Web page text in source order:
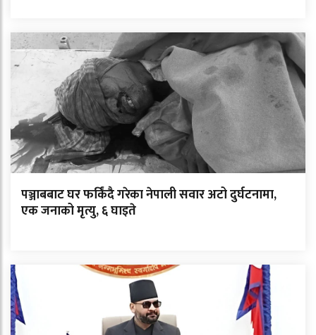
पञ्जाबबाट घर फर्किंदै गरेका नेपाली सवार अटो दुर्घटनामा,
एक जनाको मृत्यु, ६ घाइते